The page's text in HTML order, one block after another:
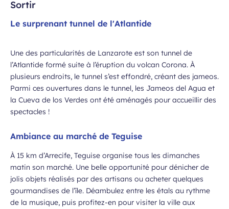
Sortir
Le surprenant tunnel de l'Atlantide
Une des particularités de Lanzarote est son tunnel de
l’Atlantide formé suite à l’éruption du volcan Corona. À
plusieurs endroits, le tunnel s’est effondré, créant des jameos.
Parmi ces ouvertures dans le tunnel, les Jameos del Agua et
la Cueva de los Verdes ont été aménagés pour accueillir des
spectacles !
Ambiance au marché de Teguise
À 15 km d’Arrecife, Teguise organise tous les dimanches
matin son marché. Une belle opportunité pour dénicher de
jolis objets réalisés par des artisans ou acheter quelques
gourmandises de l’île. Déambulez entre les étals au rythme
de la musique, puis profitez-en pour visiter la ville aux